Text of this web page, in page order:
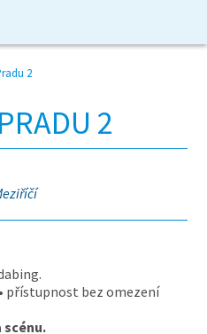
2
2
přístupnost bez omezení
scénu.